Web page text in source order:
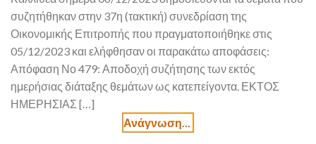
συζητήθηκαν στην 37η (τακτική) συνεδρίαση της
Οικονομικής Επιτροπής που πραγματοποιήθηκε στις
05/12/2023 και ελήφθησαν οι παρακάτω αποφάσεις:
Απόφαση Νο 479: Αποδοχή συζήτησης των εκτός
ημερήσιας διάταξης θεμάτων ως κατεπείγοντα. ΕΚΤΟΣ
ΗΜΕΡΗΣΙΑΣ […]